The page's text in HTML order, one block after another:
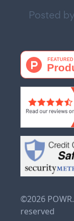
Posted
©2026
reserved